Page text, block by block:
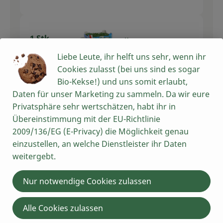
1 Stk
Kresse
Auswahl ändern
Kresse
Stück
Artikelanzahl
Gesamtpreis:0,79 €
Du hast sicher:
1 Prise
Zucker
Liebe Leute, ihr helft uns sehr, wenn ihr
Cookies zulasst (bei uns sind es sogar
Bio-Kekse!) und uns somit erlaubt,
Daten für unser Marketing zu sammeln. Da wir eure
Privatsphäre sehr wertschätzen, habt ihr in
Übereinstimmung mit der EU-Richtlinie
2009/136/EG (E-Privacy) die Möglichkeit genau
einzustellen, an welche Dienstleister ihr Daten
weitergebt.
Nur notwendige Cookies zulassen
Alle Cookies zulassen